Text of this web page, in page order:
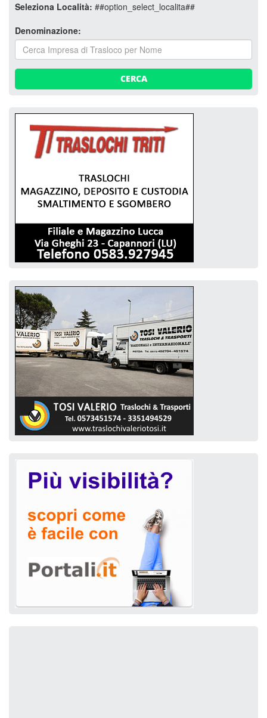
Seleziona Località: ##option_select_localita##
Denominazione:
CERCA